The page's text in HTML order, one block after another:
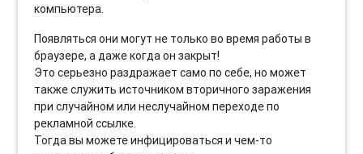
компьютера.
Появляться они могут не только во время работы в
браузере, а даже когда он закрыт!
Это серьезно раздражает само по себе, но может
также служить источником вторичного заражения
при случайном или неслучайном переходе по
рекламной ссылке.
Тогда вы можете инфицироваться и чем-то